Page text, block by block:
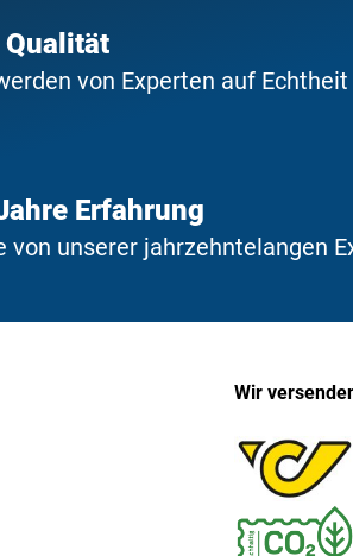
Qualität
von Experten auf
Erfahrung
von unserer jahrzehntelangen
Wir